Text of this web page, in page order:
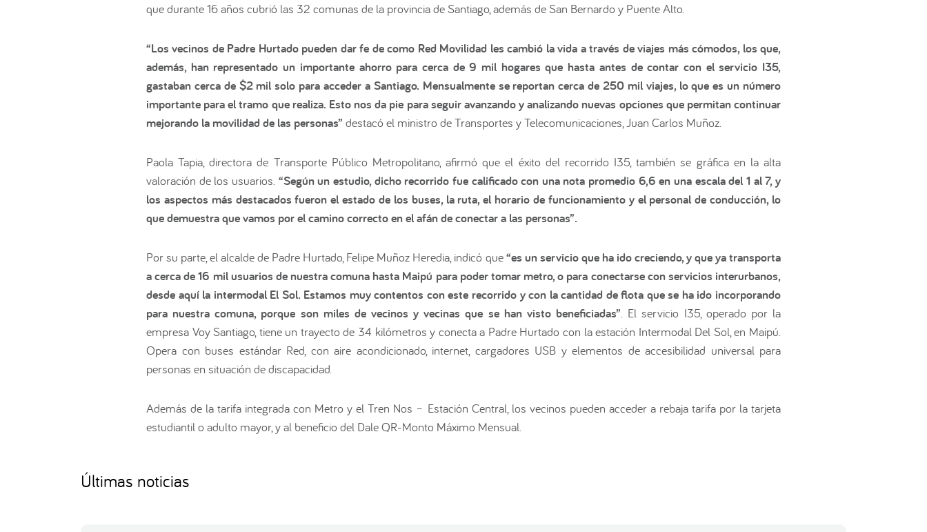
que durante 16 años cubrió las 32 comunas de la provincia de Santiago, además de San Bernardo y Puente Alto.
“Los vecinos de Padre Hurtado pueden dar fe de como Red Movilidad les cambió la vida a través de viajes más cómodos, los que,
además, han representado un importante ahorro para cerca de 9 mil hogares que hasta antes de contar con el servicio I35,
gastaban cerca de $2 mil solo para acceder a Santiago. Mensualmente se reportan cerca de 250 mil viajes, lo que es un número
importante para el tramo que realiza. Esto nos da pie para seguir avanzando y analizando nuevas opciones que permitan continuar
mejorando la movilidad de las personas” destacó el ministro de Transportes y Telecomunicaciones, Juan Carlos Muñoz.
Paola Tapia, directora de Transporte Público Metropolitano, afirmó que el éxito del recorrido I35, también se gráfica en la alta
valoración de los usuarios. “Según un estudio, dicho recorrido fue calificado con una nota promedio 6,6 en una escala del 1 al 7, y
los aspectos más destacados fueron el estado de los buses, la ruta, el horario de funcionamiento y el personal de conducción, lo
que demuestra que vamos por el camino correcto en el afán de conectar a las personas”.
Por su parte, el alcalde de Padre Hurtado, Felipe Muñoz Heredia, indicó que“es un servicio que ha ido creciendo, y que ya transporta
a cerca de 16 mil usuarios de nuestra comuna hasta Maipú para poder tomar metro, o para conectarse con servicios interurbanos,
desde aquí la intermodal El Sol. Estamos muy contentos con este recorrido y con la cantidad de flota que se ha ido incorporando
para nuestra comuna, porque son miles de vecinos y vecinas que se han visto beneficiadas”. El servicio I35, operado por la
empresa Voy Santiago, tiene un trayecto de 34 kilómetros y conecta a Padre Hurtado con la estación Intermodal Del Sol, en Maipú.
Opera con buses estándar Red, con aire acondicionado, internet, cargadores USB y elementos de accesibilidad universal para
personas en situación de discapacidad.
Además de la tarifa integrada con Metro y el Tren Nos – Estación Central, los vecinos pueden acceder a rebaja tarifa por la tarjeta
estudiantil o adulto mayor, y al beneficio del Dale QR-Monto Máximo Mensual.
Últimas noticias